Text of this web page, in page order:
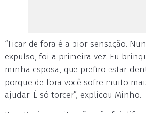
“Ficar de fora é a pior sensação.
expulso, foi a primeira vez. Eu
minha esposa, que prefiro estar
porque de fora você sofre muito
ajudar. É só torcer”, explicou Minho.